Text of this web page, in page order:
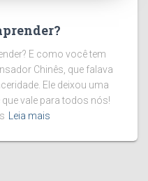
E como você tem
Chinês, que falava
Ele deixou uma
vale para todos nós!
Leia mais